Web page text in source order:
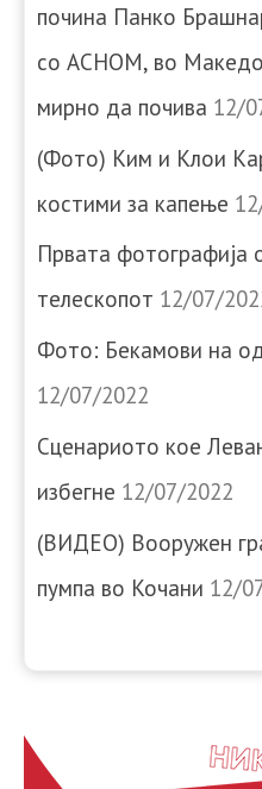
почина Панко
со АСНОМ, во
мирно да почива 12/
(Фото) Ким и Клои
костими за капење
Првата фотографија
телескопот 12/07/
Фото: Бекамови на
12/07/2022
Сценариото кое
избегне 12/07/2022
(ВИДЕО) Вооружен
пумпа во Кочани 12/